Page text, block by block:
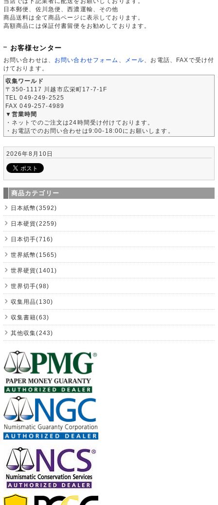
日本郵便、佐川急便、西濃運輸、その他
商品送料は全て商品ページに表示しております。
高額商品には保証付書留便をお勧めしております。
お客様センター
お問い合わせは、 お問い合わせフォーム メール 、お電話、FAXで受け付
けております。
収集ワールド
〒350-1117 川越市広栄町17-7-1F
TEL 049-249-2525
FAX 049-257-4989
▼営業時間
・ネットでのご注文は24時間受け付けております。
・お電話でのお問い合わせは9:00-18:00にお願いします。
2026年8月10日
商品カテゴリー
日本紙幣(3592)
日本硬貨(2259)
日本切手(716)
世界紙幣(1565)
世界硬貨(1401)
世界切手(98)
収集用品(130)
収集書籍(63)
其他収集(243)